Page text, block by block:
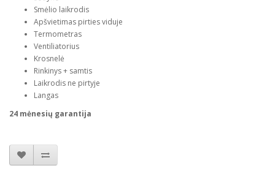
Smėlio laikrodis
Apšvietimas pirties viduje
Termometras
Ventiliatorius
Krosnelė
Rinkinys + samtis
Laikrodis ne pirtyje
Langas
24 mėnesių garantija